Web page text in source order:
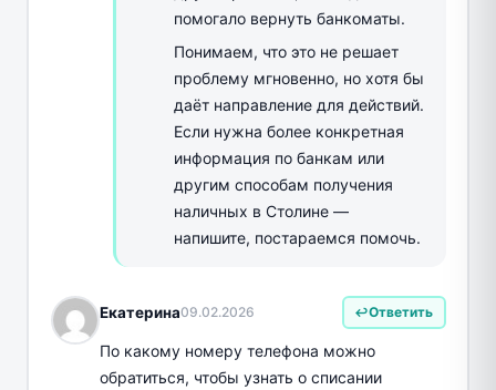
помогало вернуть банкоматы.
Понимаем, что это не решает
проблему мгновенно, но хотя бы
даёт направление для действий.
Если нужна более конкретная
информация по банкам или
другим способам получения
наличных в Столине —
напишите, постараемся помочь.
Екатерина09.02.2026 Ответить
По какому номеру телефона можно
обратиться, чтобы узнать о списании